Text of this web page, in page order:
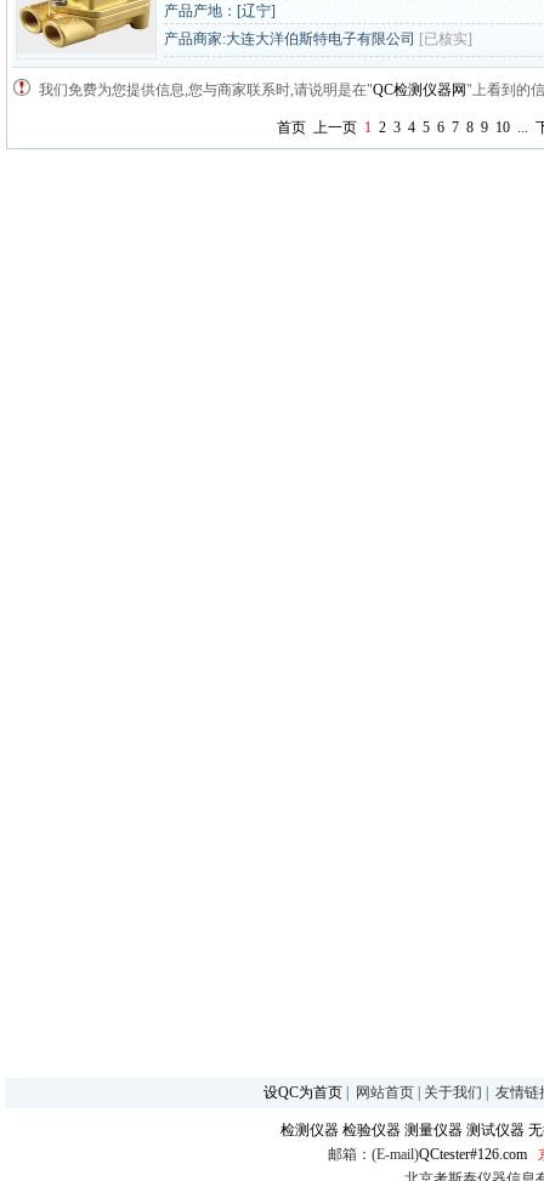
产品产地：[辽宁]
产品商家:大连大洋伯斯特电子有限公司 [已核实]
我们免费为您提供信息,您与商家联系时,请说明是在"QC检测仪器网"上看到的
首页 上一页 1 2 3 4 5 6 7 8 9 10 ...
设QC为首页 网站首页 关于我们 友情链
检测仪器 检验仪器 测量仪器 测试仪器
邮箱：(E-mail)QCtester#126.com